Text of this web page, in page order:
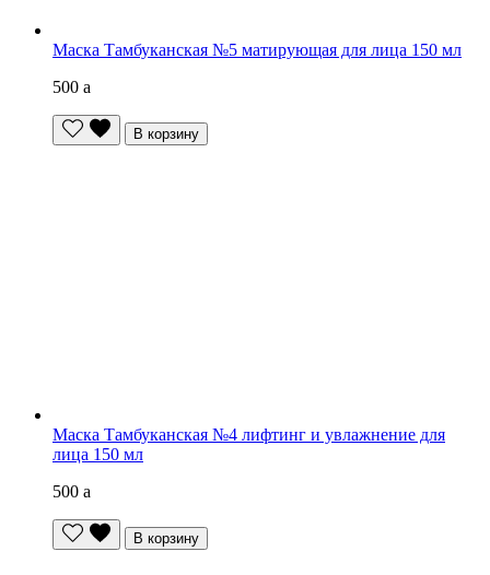
Маска Тамбуканская №5 матирующая для лица 150 мл
500 a
В корзину
Маска Тамбуканская №4 лифтинг и увлажнение для
лица 150 мл
500 a
В корзину